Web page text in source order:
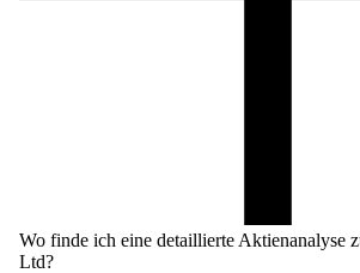
Wo finde ich eine detaillierte Aktienanalyse
Ltd?